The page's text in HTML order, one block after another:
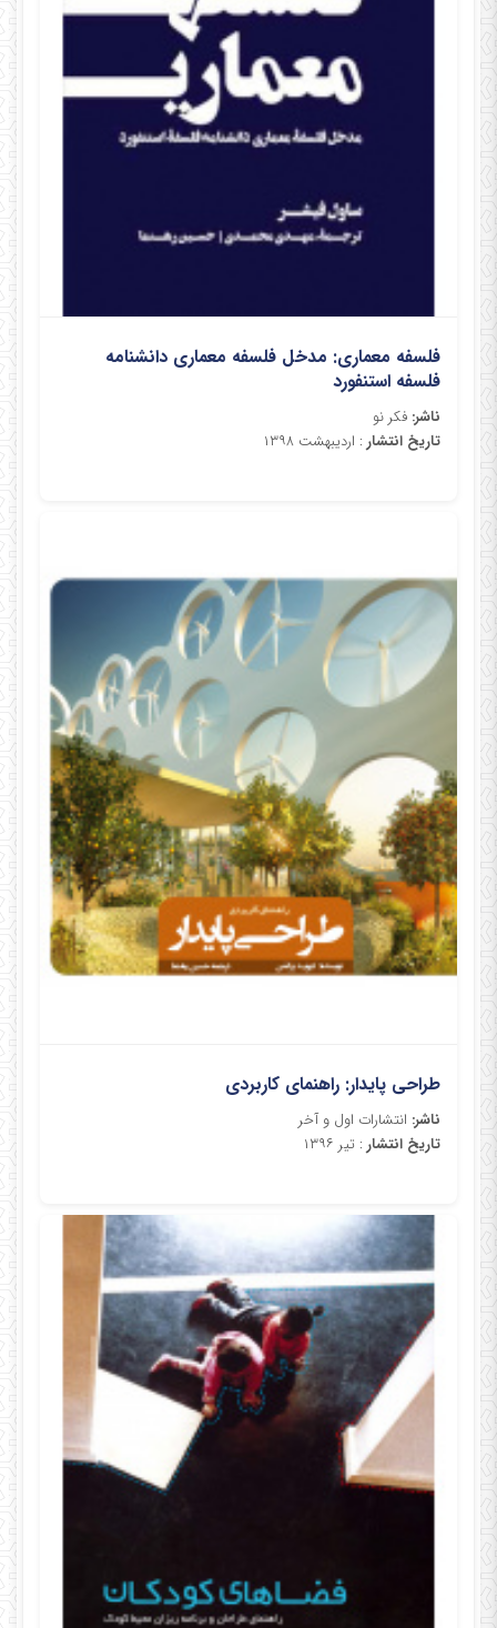
فلسفه معماری: مدخل فلسفه معماری دانشنامه
فلسفه استنفورد
ناشر: فکر نو
تاریخ انتشار: اردیبهشت ۱۳۹۸
طراحی پایدار: راهنمای کاربردی
ناشر: انتشارات اول و آخر
تاریخ انتشار : تیر ۱۳۹۶